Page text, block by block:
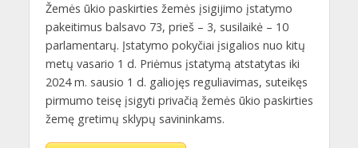
Žemės ūkio paskirties žemės įsigijimo įstatymo
pakeitimus balsavo 73, prieš – 3, susilaikė – 10
parlamentarų. Įstatymo pokyčiai įsigalios nuo kitų
metų vasario 1 d. Priėmus įstatymą atstatytas iki
2024 m. sausio 1 d. galiojęs reguliavimas, suteikęs
pirmumo teisę įsigyti privačią žemės ūkio paskirties
žemę gretimų sklypų savininkams.